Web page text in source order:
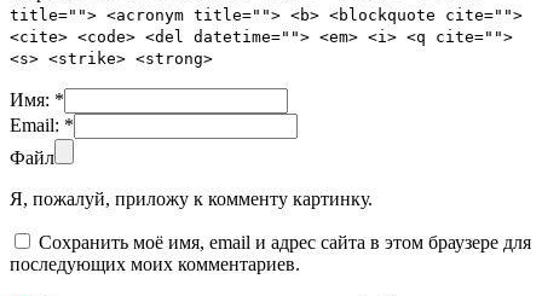
title=""> <acronym title=""> <b> <blockquote cite="">
<cite> <code> <del datetime=""> <em> <i> <q cite="">
<s> <strike> <strong>
Имя: *
Email: *
Файл
Я, пожалуй, приложу к комменту картинку.
Сохранить моё имя, email и адрес сайта в этом браузере для
последующих моих комментариев.